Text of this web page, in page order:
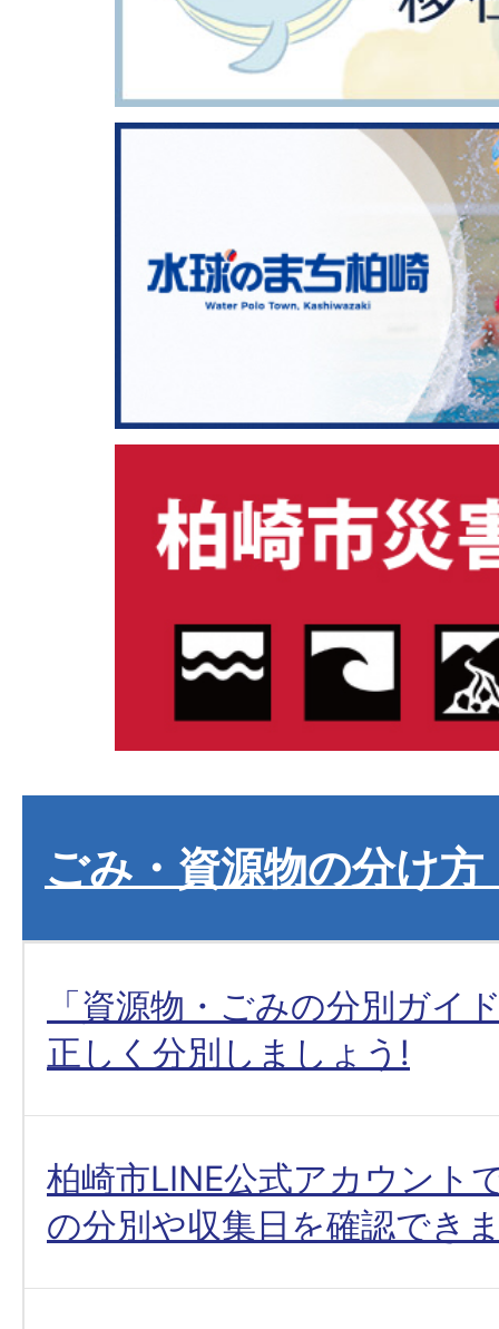
ごみ・資源物の分け方
「資源物・ごみの分別ガイ
正しく分別しましょう!
柏崎市LINE公式アカウント
の分別や収集日を確認でき